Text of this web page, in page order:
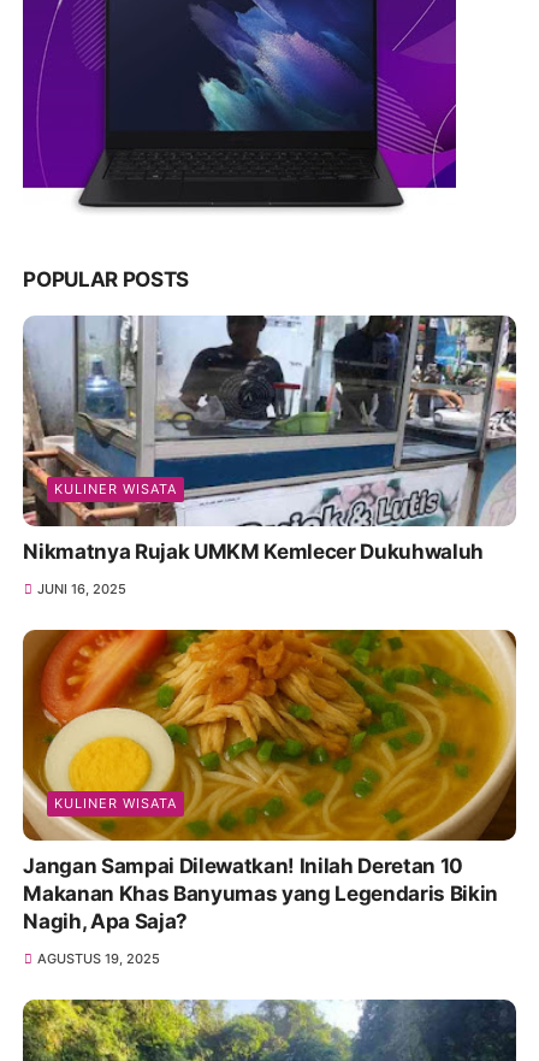
POPULAR POSTS
KULINER WISATA
Nikmatnya Rujak UMKM Kemlecer Dukuhwaluh
JUNI 16, 2025
KULINER WISATA
Jangan Sampai Dilewatkan! Inilah Deretan 10
Makanan Khas Banyumas yang Legendaris Bikin
Nagih, Apa Saja?
AGUSTUS 19, 2025